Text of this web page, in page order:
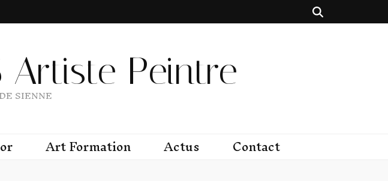
Artiste Peintre
SIENNE
Art Formation Actus Contact